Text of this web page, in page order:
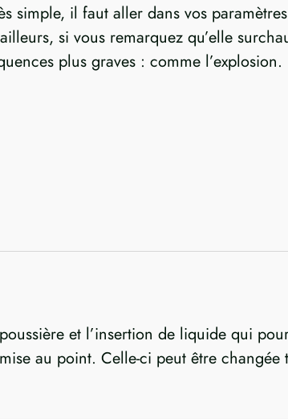
simple, il faut aller dans vos
si vous remarquez qu’elle
plus graves : comme l’explosion.
et l’insertion de liquide qui
au point. Celle-ci peut être changée